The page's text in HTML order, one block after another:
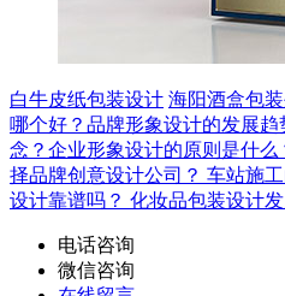
白牛皮纸包装设计 海阳酒盒包
哪个好？品牌形象设计的发展趋
念？企业形象设计的原则是什么
择品牌创意设计公司？ 车站施
设计靠谱吗？ 化妆品包装设计
电话咨询
微信咨询